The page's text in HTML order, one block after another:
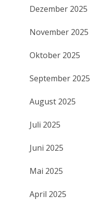
Dezember 2025
November 2025
Oktober 2025
September 2025
August 2025
Juli 2025
Juni 2025
Mai 2025
April 2025